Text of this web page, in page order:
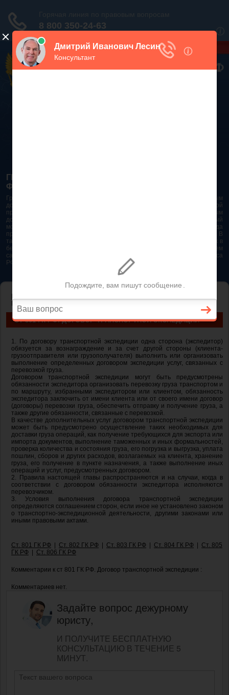
ГРАЖДАНСКИЙ КОДЕКС РОССИЙСКОЙ
ФЕДЕРАЦИИ 2026 - 2025
Гражданский Кодекс Российской Федерации является основным
документом правового поля в Российской Федерации. И именно по этой
причине в него часто вносят изменения. При работе с таким важным
документом необходимо убедиться в его актуальности на данный
момент. Разобраться во всех тонкостях и нюансах не всегда
представляется возможным. Особенно если это нужно сделать быстро. В
таком случае самым простым и эффективным решением будет звонок в
бесплатную юридическую консультацию. Телефон указан на нашем
сайте. На сайте опубликована последняя редакция Гражданского кодекса
РФ 2026 - 2025
СТ 801 ГК РФ. ДОГОВОР ТРАНСПОРТНОЙ ЭКСПЕДИЦИИ
1. По договору транспортной экспедиции одна сторона (экспедитор)
обязуется за вознаграждение и за счет другой стороны (клиента-
грузоотправителя или грузополучателя) выполнить или организовать
выполнение определенных договором экспедиции услуг, связанных с
перевозкой груза.
Договором транспортной экспедиции могут быть предусмотрены
обязанности экспедитора организовать перевозку груза транспортом и
по маршруту, избранными экспедитором или клиентом, обязанность
экспедитора заключить от имени клиента или от своего имени договор
(договоры) перевозки груза, обеспечить отправку и получение груза, а
также другие обязанности, связанные с перевозкой.
В качестве дополнительных услуг договором транспортной экспедиции
может быть предусмотрено осуществление таких необходимых для
доставки груза операций, как получение требующихся для экспорта или
импорта документов, выполнение таможенных и иных формальностей,
проверка количества и состояния груза, его погрузка и выгрузка, уплата
пошлин, сборов и других расходов, возлагаемых на клиента, хранение
груза, его получение в пункте назначения, а также выполнение иных
операций и услуг, предусмотренных договором.
2. Правила настоящей главы распространяются и на случаи, когда в
соответствии с договором обязанности экспедитора исполняются
перевозчиком.
3. Условия выполнения договора транспортной экспедиции
определяются соглашением сторон, если иное не установлено законом
о транспортно-экспедиционной деятельности, другими законами или
иными правовыми актами.
Ст. 801 ГК РФ Ст. 802 ГК РФ Ст. 803 ГК РФ Ст. 804 ГК РФ
Ст. 805
ГК РФ
Ст. 806 ГК РФ
Комментарии к ст 801 ГК РФ. Договор транспортной экспедиции :
Комментариев нет.
Задайте вопрос дежурному
юристу,
И ПОЛУЧИТЕ БЕСПЛАТНУЮ
КОНСУЛЬТАЦИЮ В ТЕЧЕНИЕ 5
МИНУТ.